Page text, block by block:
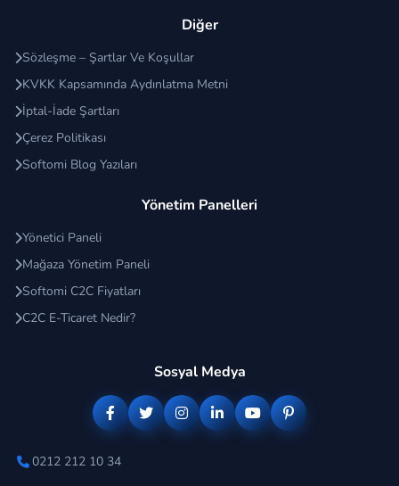
Diğer
Sözleşme – Şartlar Ve Koşullar
KVKK Kapsamında Aydınlatma Metni
İptal-İade Şartları
Çerez Politikası
Softomi Blog Yazıları
Yönetim Panelleri
Yönetici Paneli
Mağaza Yönetim Paneli
Softomi C2C Fiyatları
C2C E-Ticaret Nedir?
Sosyal Medya
0212 212 10 34